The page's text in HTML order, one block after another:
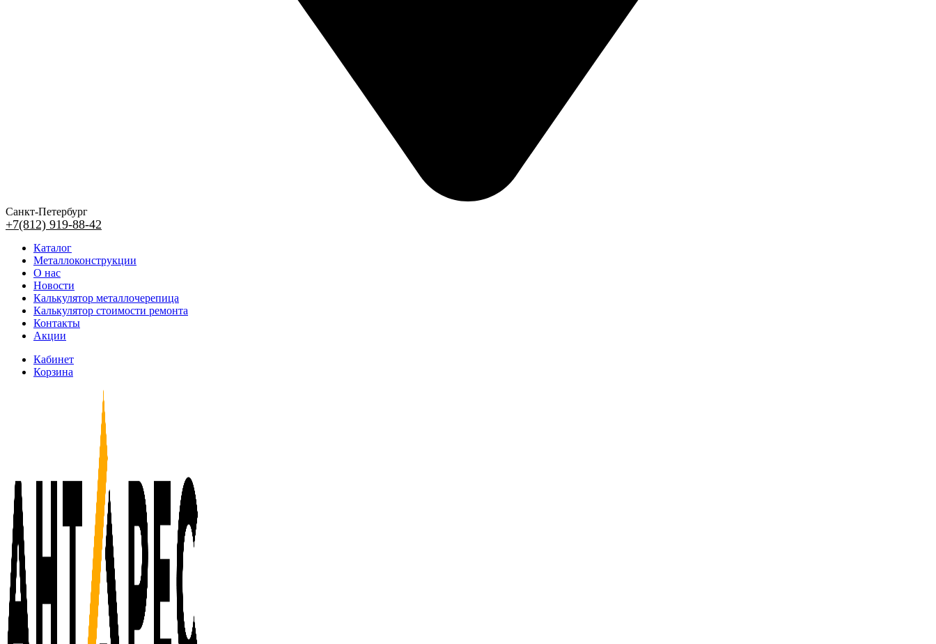
Санкт-Петербург
+7(812) 919-88-42
Каталог
Металлоконструкции
О нас
Новости
Калькулятор металлочерепица
Калькулятор стоимости ремонта
Контакты
Акции
Кабинет
Корзина